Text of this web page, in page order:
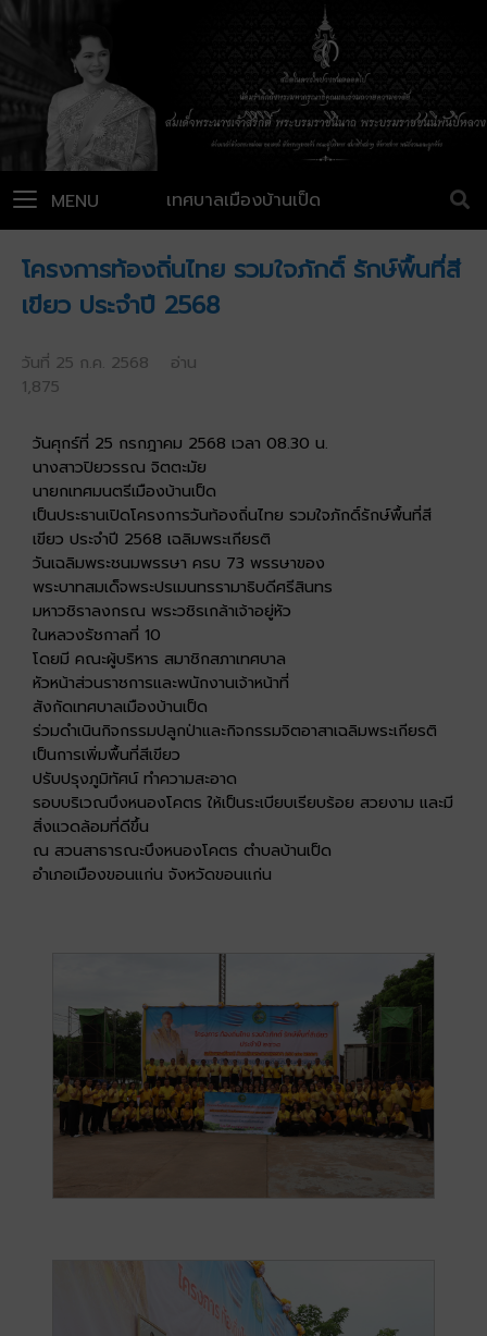
เทศบาลเมืองบ้านเป็ด
MENU
โครงการท้องถิ่นไทย รวมใจภักดิ์ รักษ์พื้นที่สี
เขียว ประจำปี 2568
วันที่ 25 ก.ค. 2568 อ่าน
1,875
วันศุกร์ที่ 25 กรกฎาคม 2568 เวลา 08.30 น.
นางสาวปิยวรรณ จิตตะมัย
นายกเทศมนตรีเมืองบ้านเป็ด
เป็นประธานเปิดโครงการวันท้องถิ่นไทย รวมใจภักดิ์รักษ์พื้นที่สี
เขียว ประจำปี 2568 เฉลิมพระเกียรติ
วันเฉลิมพระชนมพรรษา ครบ 73 พรรษาของ
พระบาทสมเด็จพระปรเมนทรรามาธิบดีศรีสินทร
มหาวชิราลงกรณ พระวชิรเกล้าเจ้าอยู่หัว
ในหลวงรัชกาลที่ 10
โดยมี คณะผู้บริหาร สมาชิกสภาเทศบาล
หัวหน้าส่วนราชการและพนักงานเจ้าหน้าที่
สังกัดเทศบาลเมืองบ้านเป็ด
ร่วมดำเนินกิจกรรมปลูกป่าและกิจกรรมจิตอาสาเฉลิมพระเกียรติ
เป็นการเพิ่มพื้นที่สีเขียว
ปรับปรุงภูมิทัศน์ ทำความสะอาด
รอบบริเวณบึงหนองโคตร ให้เป็นระเบียบเรียบร้อย สวยงาม และมี
สิ่งแวดล้อมที่ดีขึ้น
ณ สวนสาธารณะบึงหนองโคตร ตำบลบ้านเป็ด
อำเภอเมืองขอนแก่น จังหวัดขอนแก่น